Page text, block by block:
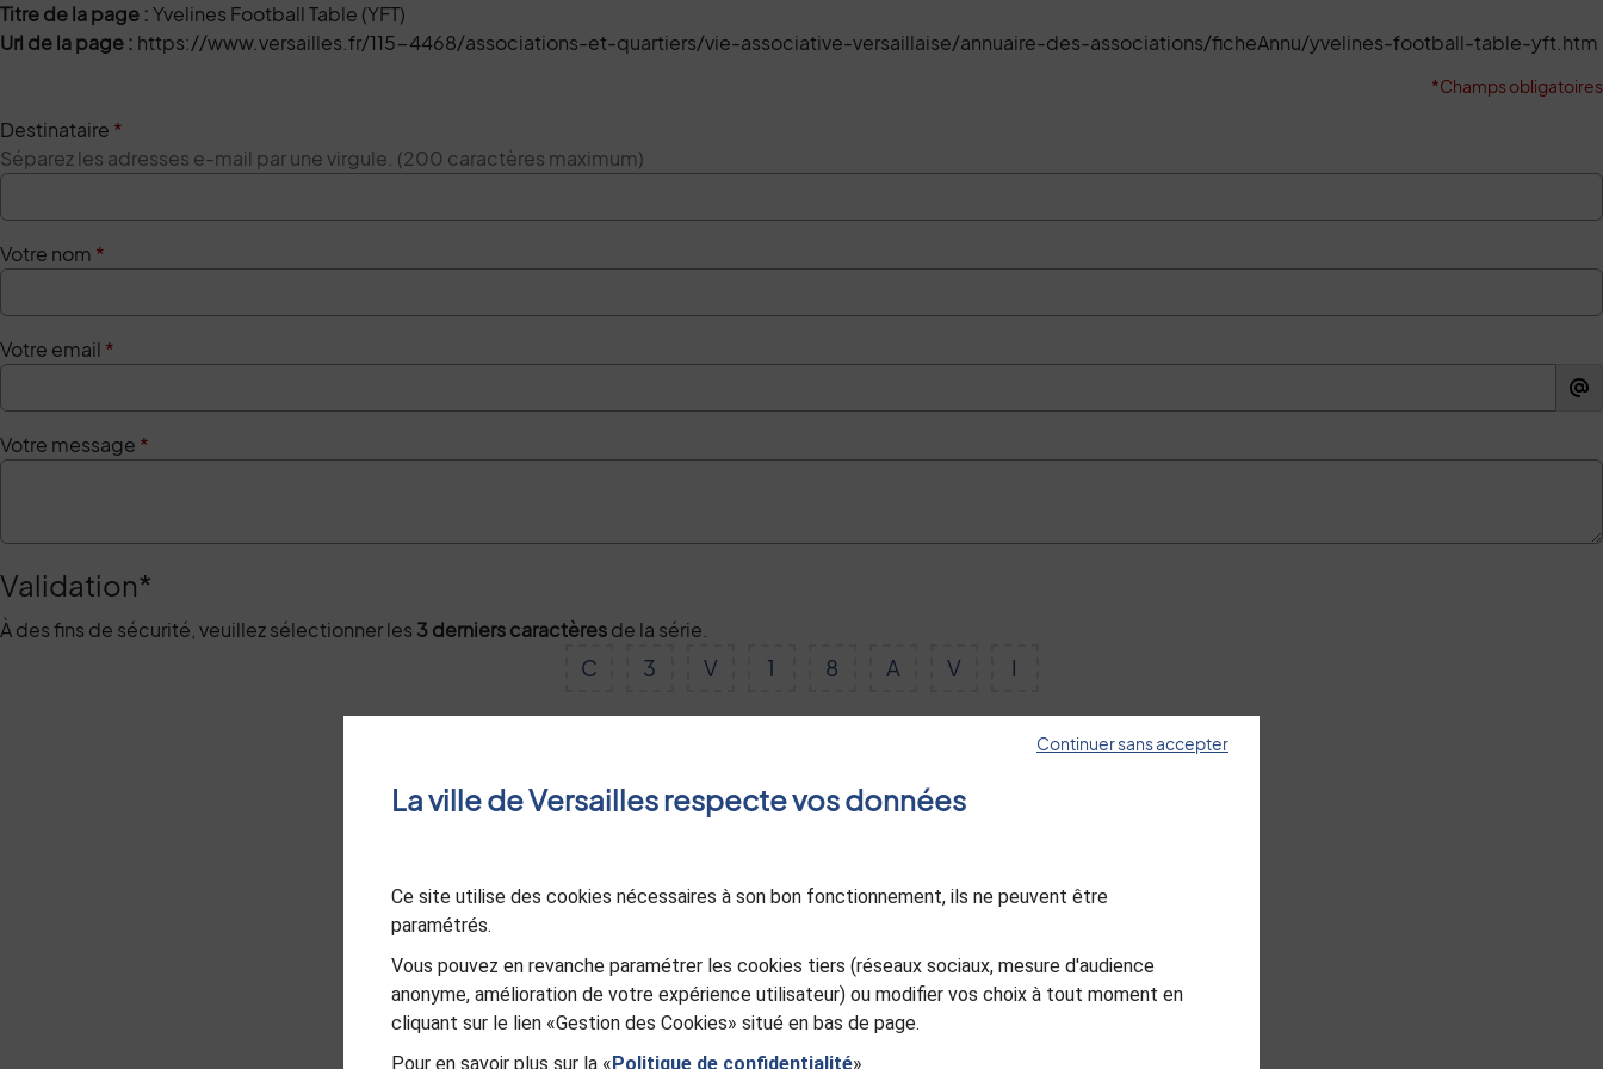
Titre de la page :Yvelines Football Table (YFT)
Url de la page : https://www.versailles.fr/115-4468/associations-et-quartiers/vie-associative-versaillaise/annuaire-des-associations/ficheAnnu/yvelines-football-table-yft.htm
*Champs obligatoires
Destinataire *
Séparez les adresses e-mail par une virgule. (200 caractères maximum)
Votre nom *
Votre email *
Votre message *
Validation*
À des fins de sécurité, veuillez sélectionner les 3 derniers caractèresde la série.
C 3 V 1 8 A V I
Continuer sans accepter
La ville de Versailles respecte vos données
Ce site utilise des cookies nécessaires à son bon fonctionnement, ils ne peuvent être
paramétrés.
Vous pouvez en revanche paramétrer les cookies tiers (réseaux sociaux, mesure d'audience
anonyme, amélioration de votre expérience utilisateur) ou modifier vos choix à tout moment en
cliquant sur le lien «Gestion des Cookies» situé en bas de page.
Pour en savoir plus sur la «Politique de confidentialité»